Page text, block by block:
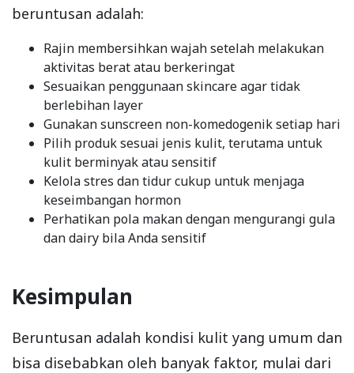
beruntusan adalah:
Rajin membersihkan wajah setelah melakukan
aktivitas berat atau berkeringat
Sesuaikan penggunaan skincare agar tidak
berlebihan layer
Gunakan sunscreen non-komedogenik setiap hari
Pilih produk sesuai jenis kulit, terutama untuk
kulit berminyak atau sensitif
Kelola stres dan tidur cukup untuk menjaga
keseimbangan hormon
Perhatikan pola makan dengan mengurangi gula
dan dairy bila Anda sensitif
Kesimpulan
Beruntusan adalah kondisi kulit yang umum dan
bisa disebabkan oleh banyak faktor, mulai dari